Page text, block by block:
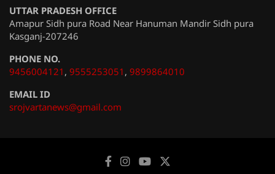
UTTAR PRADESH OFFICE
Amapur Sidh pura Road Near Hanuman Mandir Sidh pura
Kasganj-207246
PHONE NO.
9456004121 , 9555253051 , 9899864010
EMAIL ID
srojvartanews@gmail.com